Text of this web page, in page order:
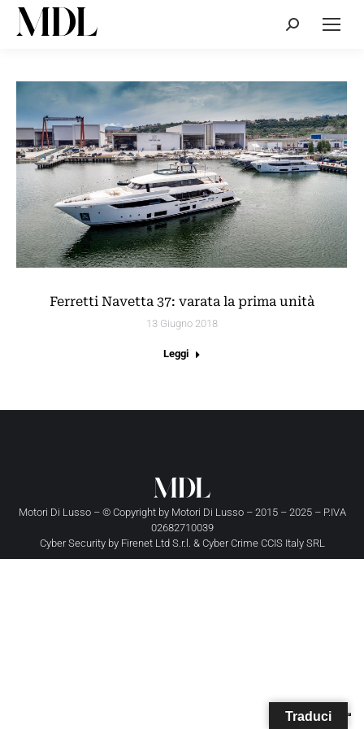
Cerca:
Ferretti Navetta 37: varata la prima unità
13 Giugno 2018
Leggi
Motori Di Lusso – © Copyright by Motori Di Lusso– 2015 – 2025 – P.IVA
02682710039
Cyber Security by Firenet Ltd S.r.l. & Cyber Crime CCIS Italy SRL
Traduci